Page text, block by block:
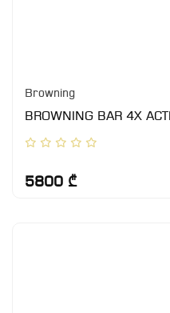
Browning
BROWNING BAR 4X
5800 ₾